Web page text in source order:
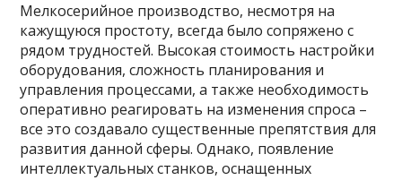
Мелкосерийное производство, несмотря на
кажущуюся простоту, всегда было сопряжено с
рядом трудностей. Высокая стоимость настройки
оборудования, сложность планирования и
управления процессами, а также необходимость
оперативно реагировать на изменения спроса –
все это создавало существенные препятствия для
развития данной сферы. Однако, появление
интеллектуальных станков, оснащенных